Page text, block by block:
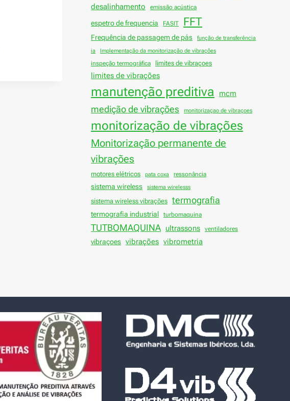
desalinhamento emissão acústica
espetro de frequencia FASIT FFT
Frequência de passagem de pás
função de transferência
ia
Implementação da monitorização de vibrações
inspeção termográfica limites de vibraçoes
limites de vibrações
manutenção preditiva mcm
medição de vibrações monitorizaçao de vibraçoes
monitorização de vibrações
Monitorização permanente de
vibrações
motores elétricos pata coxa ressonância
sistema wireless sistema wirelesss
sistema wireless vibrações termografia
termografia industrial turbomaquina
TUTBOMAQUINA ultrassons ventiladores
vibraçoes vibrações vibrometria